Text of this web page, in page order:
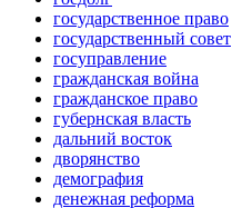
государственное право
государственный совет
госуправление
гражданская война
гражданское право
губернская власть
дальний восток
дворянство
демография
денежная реформа